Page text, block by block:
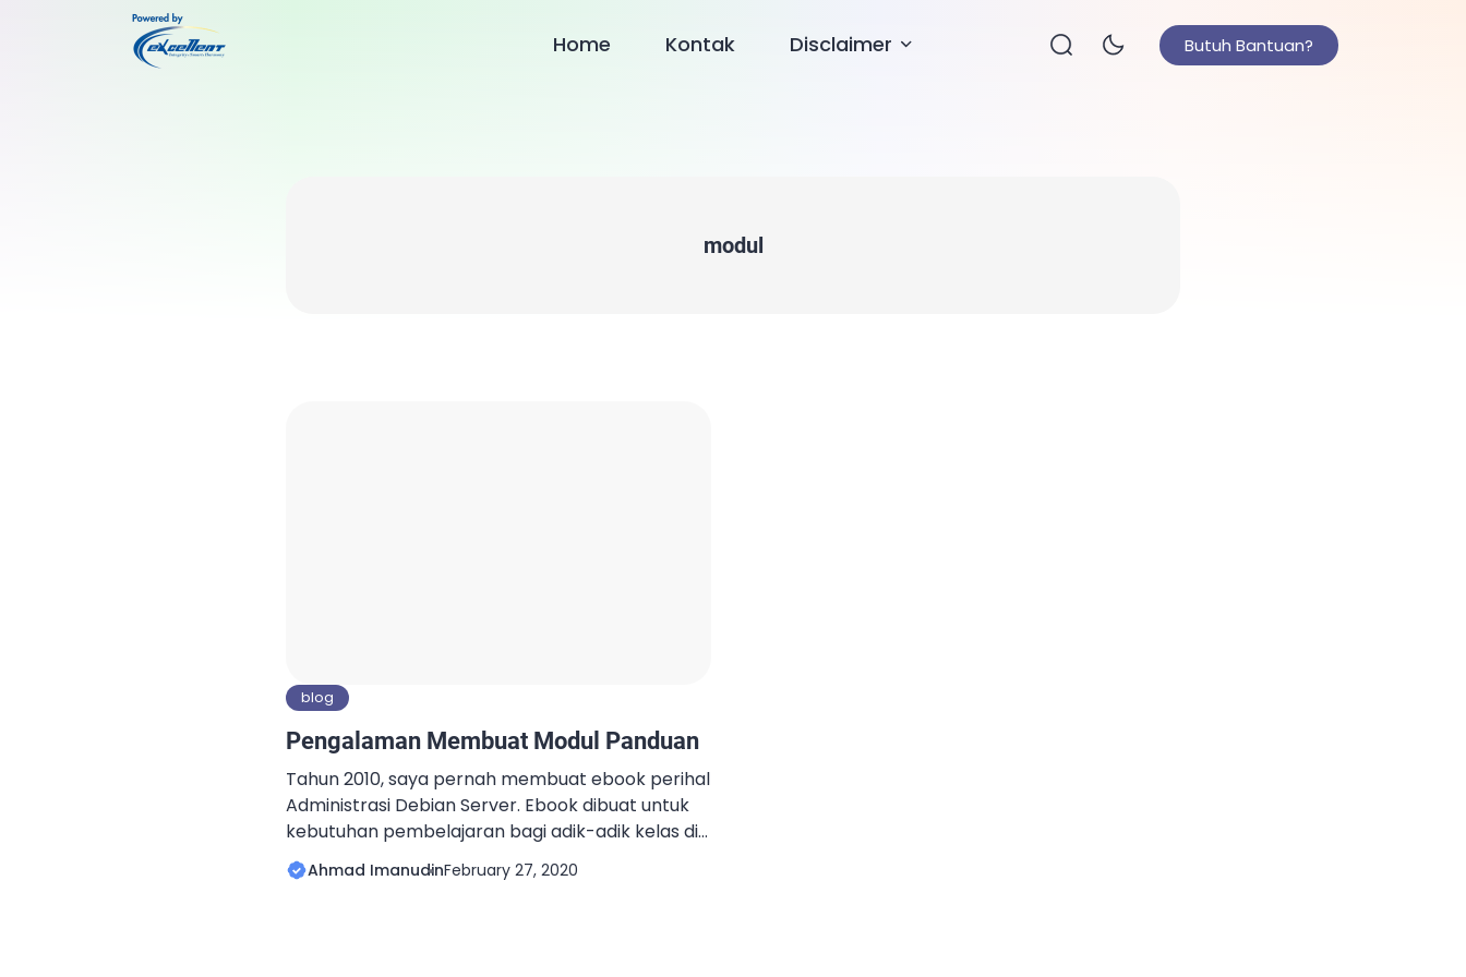
Home Kontak Disclaimer Butuh Bantuan?
modul
blog
Pengalaman Membuat Modul Panduan
Tahun 2010, saya pernah membuat ebook perihal
Administrasi Debian Server. Ebook dibuat untuk
kebutuhan pembelajaran bagi adik-adik kelas di
SMK. Sesuai dengan saran dari pak Budi
Sumawijaya selaku guru dan pembimbing saya
Ahmad ImanudinFebruary 27, 2020